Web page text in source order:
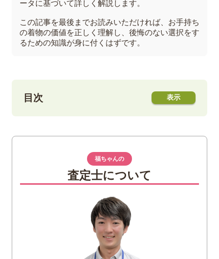
ータに基づいて詳しく解説します。
この記事を最後までお読みいただければ、お手持ち
の着物の価値を正しく理解し、後悔のない選択をす
るための知識が身に付くはずです。
目次
着物鑑定とは？｜美術品としての価値を
正式に証明するプロセス
買取査定とは？｜売却を目的とした価格
を算出するプロセス
なぜこの違いが重要なのか？｜専門性の
プロの査定士が必ず見る「5つの評価ポイン
福ちゃんの
査定士について